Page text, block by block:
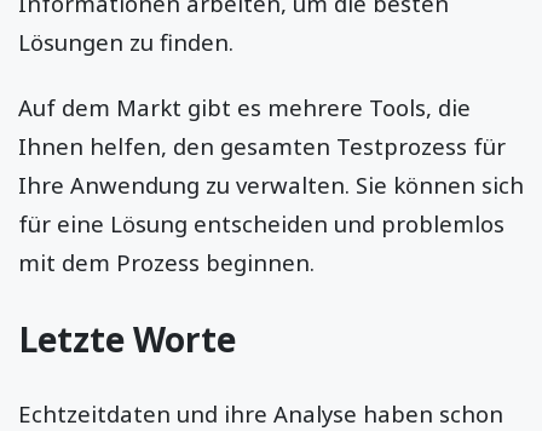
Lösungen zu finden.
Auf dem Markt gibt es mehrere Tools, die
Ihnen helfen, den gesamten Testprozess für
Ihre Anwendung zu verwalten. Sie können sich
für eine Lösung entscheiden und problemlos
mit dem Prozess beginnen.
Letzte Worte
Echtzeitdaten und ihre Analyse haben schon